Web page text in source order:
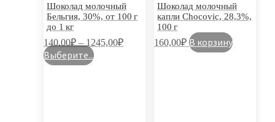
Шоколад молочный
Бельгия, 30%, от 100 г
до 1 кг
140,00₽ – 1245,00₽
Выберите...
Шоколад молочный
капли Chocovic, 28,3%,
100 г
160,00₽ В корзину